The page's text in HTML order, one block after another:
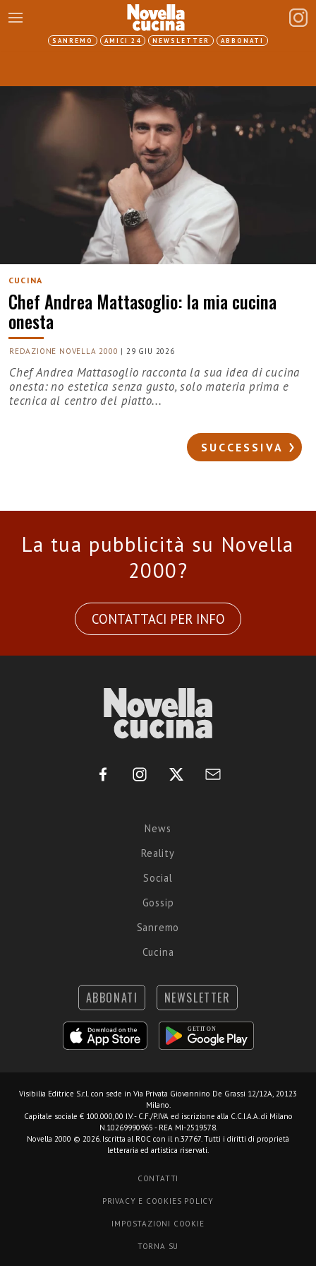
SANREMO AMICI 24 NEWSLETTER ABBONATI
CUCINA
Chef Andrea Mattasoglio: la mia cucina
onesta
REDAZIONE NOVELLA 2000 |29 GIU 2026
Chef Andrea Mattasoglio racconta la sua idea di cucina
onesta: no estetica senza gusto, solo materia prima e
tecnica al centro del piatto...
SUCCESSIVA
La tua pubblicità su Novella
2000?
CONTATTACI PER INFO
News
Reality
Social
Gossip
Sanremo
Cucina
ABBONATI NEWSLETTER
Visibilia Editrice S.r.l. con sede in Via Privata Giovannino De Grassi 12/12A, 20123
Milano.
Capitale sociale € 100.000,00 I.V. - C.F./P.IVA ed iscrizione alla C.C.I.A.A. di Milano
N.10269990965 - REA MI-2519578.
Novella 2000 © 2026. Iscritta al ROC con il n.37767. Tutti i diritti di proprietà
letteraria ed artistica riservati.
CONTATTI
PRIVACY E COOKIES POLICY
IMPOSTAZIONI COOKIE
TORNA SU